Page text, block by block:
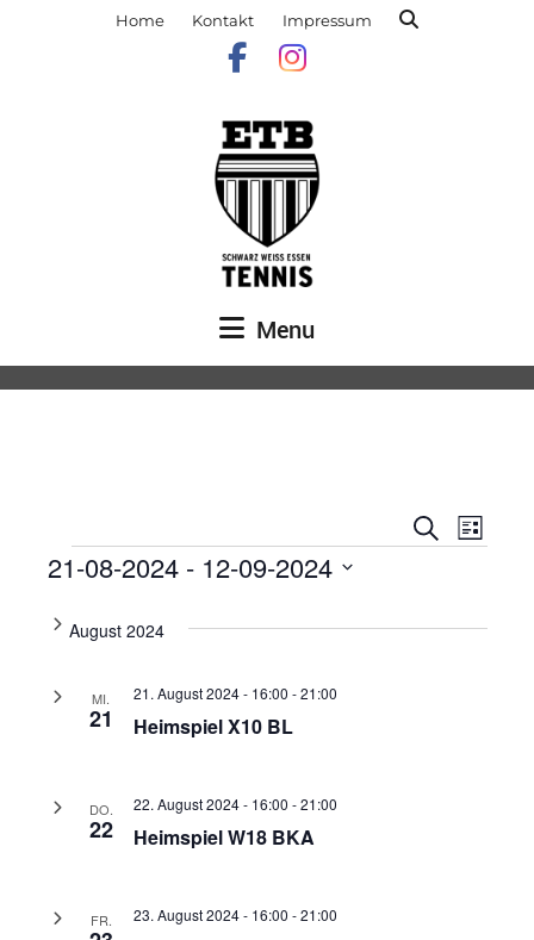
Home Kontakt Impressum
Menu
Suche
Liste
Veranstaltungen
21-08-2024 - 12-09-2024
wählen.
August 2024
MI.
21 Heimspiel X10 BL
21. August 2024 - 16:00 -21:00
DO.
22 Heimspiel W18 BKA
22. August 2024 - 16:00 -21:00
FR. 23. August 2024 - 16:00 -21:00